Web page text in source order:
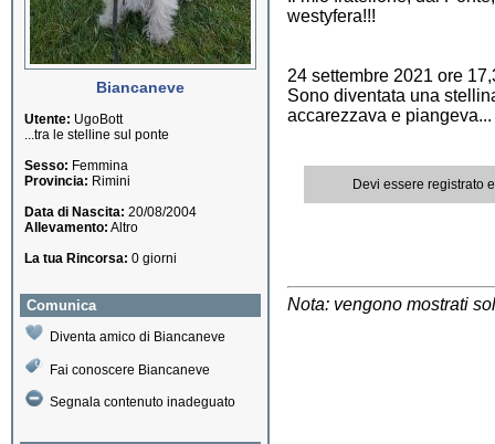
Biancaneve
Utente: UgoBott
...tra le stelline sul ponte
Sesso: Femmina
Provincia: Rimini
Data di Nascita: 20/08/2004
Allevamento: Altro
La tua Rincorsa: 0 giorni
Comunica
Diventa amico di Biancaneve
Fai conoscere Biancaneve
Segnala contenuto inadeguato
westyfera!!!
24 settembre 2021 ore
Sono diventata una
accarezzava e
Devi essere registrato
Nota: vengono mostrati